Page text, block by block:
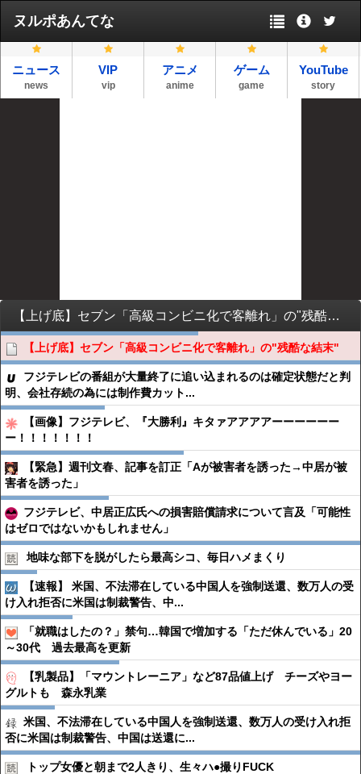
ヌルポあんてな
ニュース
news
VIP
vip
アニメ
anime
ゲーム
game
YouTube
story
【上げ底】セブン「高級コンビニ化で客離れ」の"残酷な結末"
【上げ底】セブン「高級コンビニ化で客離れ」の"残酷な結末"
フジテレビの番組が大量終了に追い込まれるのは確定状態だと判
明、会社存続の為には制作費カット...
【画像】フジテレビ、『大勝利』キタァアアアアーーーーーー
ー！！！！！！！
【緊急】週刊文春、記事を訂正「Aが被害者を誘った→中居が被
害者を誘った」
フジテレビ、中居正広氏への損害賠償請求について言及「可能性
はゼロではないかもしれません」
地味な部下を脱がしたら最高シコ、毎日ハメまくり
【速報】 米国、不法滞在している中国人を強制送還、数万人の受
け入れ拒否に米国は制裁警告、中...
「就職はしたの？」禁句…韓国で増加する「ただ休んでいる」20
～30代 過去最高を更新
【乳製品】「マウントレーニア」など87品値上げ チーズやヨー
グルトも 森永乳業
米国、不法滞在している中国人を強制送還、数万人の受け入れ拒
否に米国は制裁警告、中国は送還に...
トップ女優と朝まで2人きり、生々ハ●︎撮りFUCK